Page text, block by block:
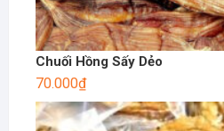
Chuối Hồng Sấy Dẻo
70.000₫